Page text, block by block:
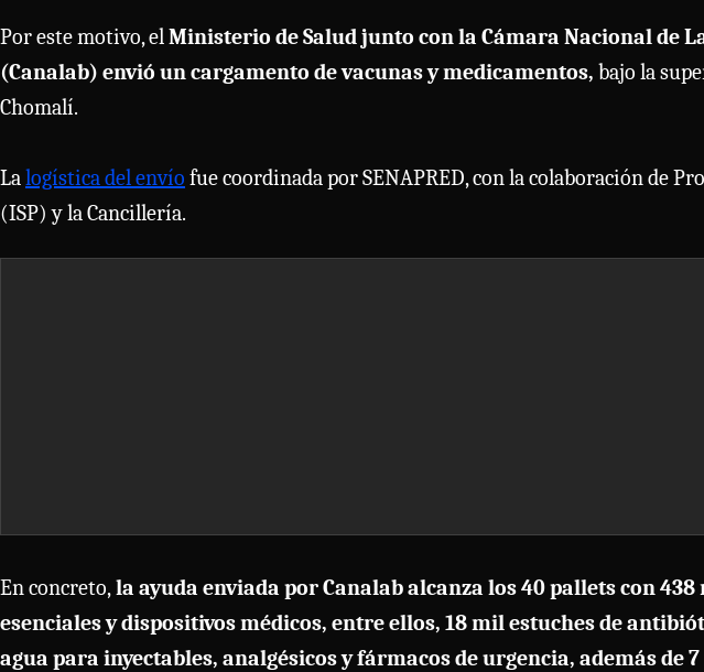
Por este motivo, elMinisterio de Salud junto con la Cámara Nacional de
(Canalab) envió un cargamento de vacunas y medicamentos, bajo la
Chomalí.
Lalogística del envío fue coordinada por SENAPRED, con la colaboración de
(ISP) y la Cancillería.
En concreto,la ayuda enviada por Canalab alcanza los 40 pallets con
esenciales y dispositivos médicos, entre ellos, 18 mil estuches de
agua para inyectables, analgésicos y fármacos de urgencia, además de